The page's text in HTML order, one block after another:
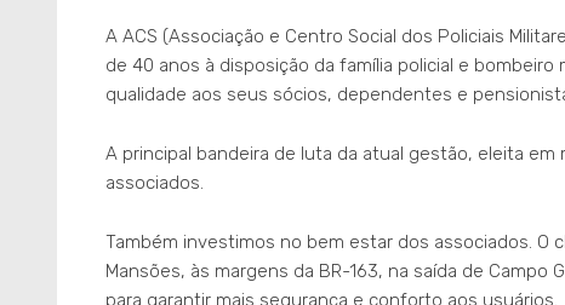
A ACS (Associação e Centro Social dos Policiais
de 40 anos à disposição da família policial e
qualidade aos seus sócios, dependentes e
A principal bandeira de luta da atual gestão, eleita
associados.
Também investimos no bem estar dos associados. O
Mansões, às margens da BR-163, na saída de Campo
para garantir mais segurança e conforto aos usuários.